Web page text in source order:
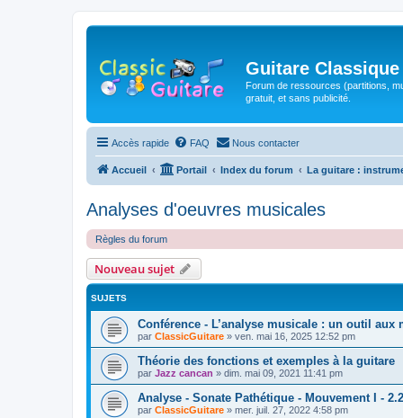
Guitare Classique
Forum de ressources (partitions,
gratuit, et sans publicité.
Accès rapide FAQ Nous contacter
Accueil Portail Index du forum La guitare :
Analyses d'oeuvres musicales
Règles du forum
Nouveau sujet
SUJETS
Conférence - L’analyse musicale : un outil aux
par ClassicGuitare » ven. mai 16, 2025 12:52 pm
Théorie des fonctions et exemples à la guitare
par Jazz cancan » dim. mai 09, 2021 11:41 pm
Analyse - Sonate Pathétique - Mouvement I - 2.2
par ClassicGuitare » mer. juil. 27, 2022 4:58 pm